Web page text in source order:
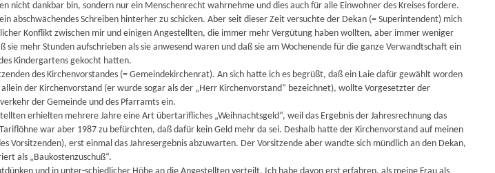
nicht dankbar bin, sondern nur ein Menschenrecht wahrnehme und dies auch für alle Einwohner des Kreises fordere.
abschwächendes Schreiben hinterher zu schicken. Aber seit dieser Zeit versuchte der Dekan (= Superintendent) mich
Konflikt zwischen mir und einigen Angestellten, die immer mehr Vergütung haben wollten, aber immer weniger
mehr Stunden aufschrieben als sie anwesend waren und daß sie am Wochenende für die ganze Verwandtschaft ein
Kindergartens gekocht hatten.
des Kirchenvorstandes (= Gemeindekirchenrat). An sich hatte ich es begrüßt, daß ein Laie dafür gewählt worden
der Kirchenvorstand (er wurde sogar als der „Herr Kirchenvorstand“ bezeichnet), wollte Vorgesetzter der
der Gemeinde und des Pfarramts ein.
erhielten mehrere Jahre eine Art übertarifliches „Weihnachtsgeld“, weil das Ergebnis der Jahresrechnung das
war aber 1987 zu befürchten, daß dafür kein Geld mehr da sei. Deshalb hatte der Kirchenvorstand auf meinen
Vorsitzenden), erst einmal das Jahresergebnis abzuwarten. Der Vorsitzende aber wandte sich mündlich an den Dekan,
als „Baukostenzuschuß“.